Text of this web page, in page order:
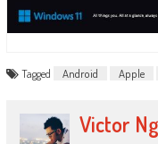
Tagged Android Apple
Victor Ng